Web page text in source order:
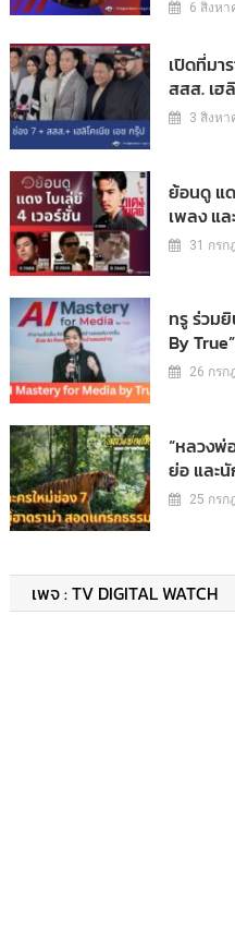
6 สิงหา
เปิดที่มา
สสส. เฮ
3 สิงหา
ย้อนดู แ
เพลง แ
31 กรก
ทรู ร่วม
By
26 กรก
“หลวงพ่
ย่อ และ
25 กรก
เพจ : TV DIGITAL WATCH